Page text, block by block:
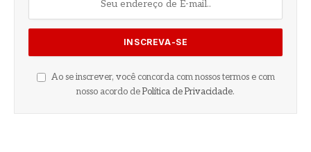
Ao se inscrever, você concorda com nossos termos e com
nosso acordo de Política de Privacidade.